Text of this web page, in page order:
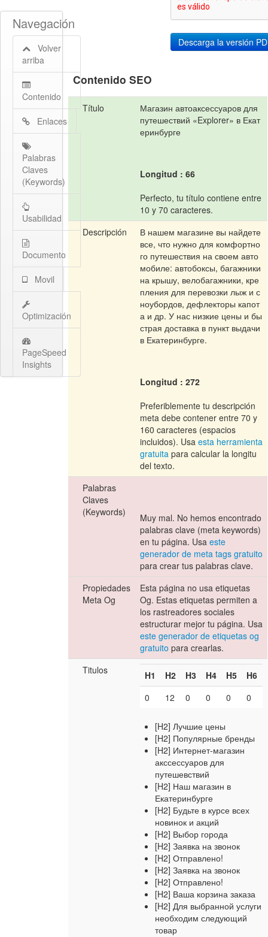
Navegación
Volver
arriba
Contenido
Enlaces
Palabras
Claves
(Keywords)
Usabilidad
Documento
Movil
Optimización
PageSpeed
Insights
Contenido SEO
Título
Магазин автоаксессуаров для
путешествий «Explorer» в Екат
еринбурге
Longitud : 66
Perfecto, tu título contiene entre
10 y 70 caracteres.
Descripción
В нашем магазине вы найдете
все, что нужно для комфортно
го путешествия на своем авто
мобиле: автобоксы, багажники
на крышу, велобагажники, кре
пления для перевозки лыж и с
ноубордов, дефлекторы капот
а и др. У нас низкие цены и бы
страя доставка в пункт выдачи
в Екатеринбурге.
Longitud : 272
Preferiblemente tu descripción
meta debe contener entre 70 y
160 caracteres (espacios
incluidos). Usaesta herramienta
gratuita para calcular la longitu
del texto.
Palabras
Claves
(Keywords)
Muy mal. No hemos encontrado
palabras clave (meta keywords)
en tu página. Usaeste
generador de meta tags gratuito
para crear tus palabras clave.
Propiedades
Meta Og
Esta página no usa etiquetas
Og. Estas etiquetas permiten a
los rastreadores sociales
estructurar mejor tu página. Usa
este generador de etiquetas og
gratuito para crearlas.
Titulos
H1 H2 H3 H4 H5
H6
0
12 0 0 0 0
[H2] Лучшие цены
[H2] Популярные бренды
[H2] Интернет-магазин
акссессуаров для
путешевствий
[H2] Наш магазин в
Екатеринбурге
[H2] Будьте в курсе всех
новинок и акций
[H2] Выбор города
[H2] Заявка на звонок
[H2] Отправлено!
[H2] Заявка на звонок
[H2] Отправлено!
[H2] Ваша корзина заказа
[H2] Для выбранной услуги
необходим следующий
товар